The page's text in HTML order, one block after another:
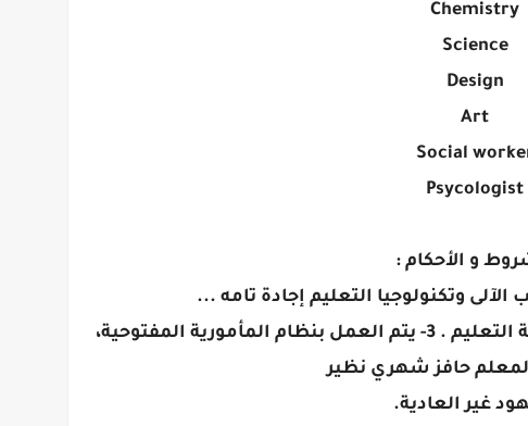
Chemistry
Science
Design
Art
Social
Psycologist
و الأحكام :
2 القبول من السادة معلمى وزراة التربية التعليم . 3- يتم العمل بنظام المأمورية المفتوحية،
حافز شهري نظير
غير العادية.